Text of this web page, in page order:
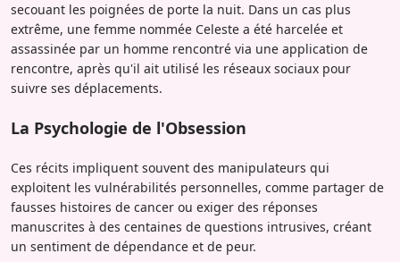
secouant les poignées de porte la nuit. Dans un cas plus
extrême, une femme nommée Celeste a été harcelée et
assassinée par un homme rencontré via une application de
rencontre, après qu'il ait utilisé les réseaux sociaux pour
suivre ses déplacements.
La Psychologie de l'Obsession
Ces récits impliquent souvent des manipulateurs qui
exploitent les vulnérabilités personnelles, comme partager de
fausses histoires de cancer ou exiger des réponses
manuscrites à des centaines de questions intrusives, créant
un sentiment de dépendance et de peur.